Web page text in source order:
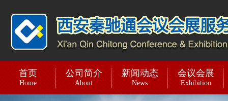
首页
Home
公司简介
About
新闻动态
News
会议会展
Exhibition